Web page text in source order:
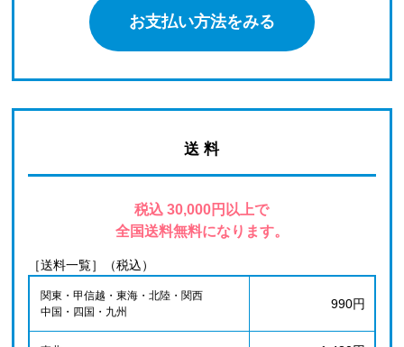
お支払い方法をみる
送 料
税込 30,000円以上で
全国送料無料になります。
［送料一覧］（税込）
関東・甲信越・東海・北陸・関西
中国・四国・九州
990円